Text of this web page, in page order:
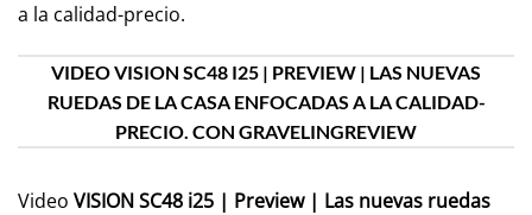
a la calidad-precio.
VIDEO VISION SC48 I25 | PREVIEW | LAS NUEVAS
RUEDAS DE LA CASA ENFOCADAS A LA CALIDAD-
PRECIO. CON GRAVELINGREVIEW
Video VISION SC48 i25 | Preview | Las nuevas ruedas